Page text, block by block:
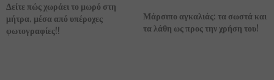
Δείτε πώς χωράει το μωρό στη
μήτρα, μέσα από υπέροχες
φωτογραφίες!!
Μάρσιπο αγκαλιάς: τα σωστά και
τα λάθη ως προς την χρήση του!